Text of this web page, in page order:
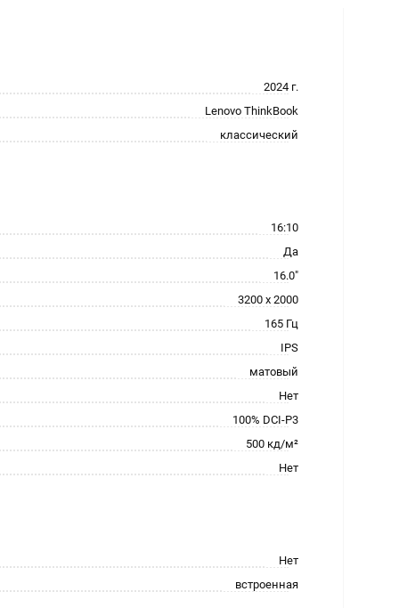
2024 г.
Lenovo ThinkBook
классический
16:10
Да
16.0"
3200 x 2000
165 Гц
IPS
матовый
Нет
100% DCI-P3
500 кд/м²
Нет
Нет
встроенная